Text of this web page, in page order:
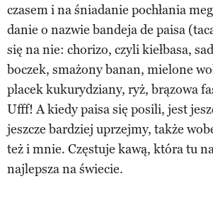
czasem i na śniadanie pochłania
danie o nazwie bandeja de paisa
się na nie: chorizo, czyli kiełbasa,
boczek, smażony banan, mielone
placek kukurydziany, ryż, brązowa
Ufff! A kiedy paisa się posili, jest
jeszcze bardziej uprzejmy, także
też i mnie. Częstuje kawą, która tu
najlepsza na świecie.